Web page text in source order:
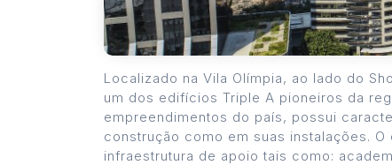
Localizado na Vila Olímpia, ao lado do
um dos edifícios Triple A pioneiros da
empreendimentos do país, possui
construção como em suas instalações.
infraestrutura de apoio tais como: